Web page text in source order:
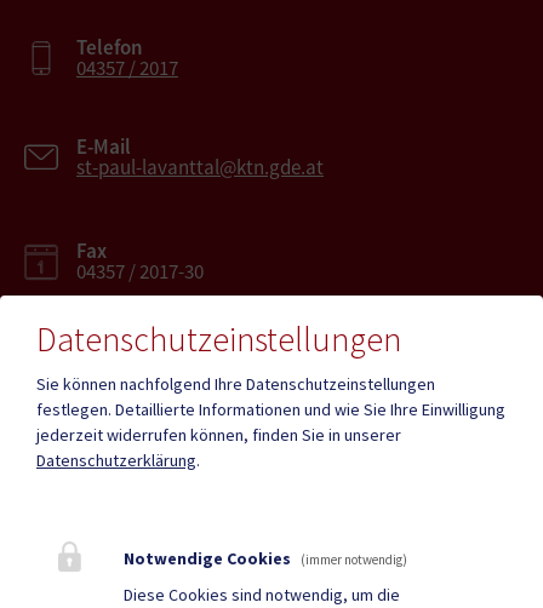
Telefon
04357 / 2017
E-Mail
st-paul-lavanttal@ktn.gde.at
Fax
04357 / 2017-30
Mehr
Geko digital Gemeinde-
Infopoint St. Paul
Datenschutzeinstellungen
Sie können nachfolgend Ihre Datenschutzeinstellungen
festlegen. Detaillierte Informationen und wie Sie Ihre Einwilligung
jederzeit widerrufen können, finden Sie in unserer
Datenschutzerklärung.
Notwendige Cookies (immer notwendig)
Diese Cookies sind notwendig, um die